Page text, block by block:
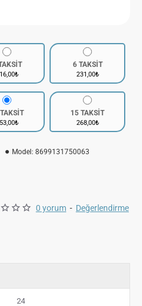
0 yorum - Değerlendirme
6 TAKSİT
231,00₺
15 TAKSİT
268,00₺
Model: 8699131750063
24